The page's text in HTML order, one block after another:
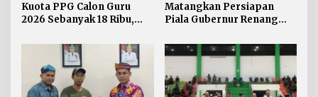
Kuota PPG Calon Guru
2026 Sebanyak 18 Ribu,
Satu Acuan Seleksi
Matangkan Persiapan
Piala Gubernur Renang
Sinergi dengan Pengprov
Akuatik